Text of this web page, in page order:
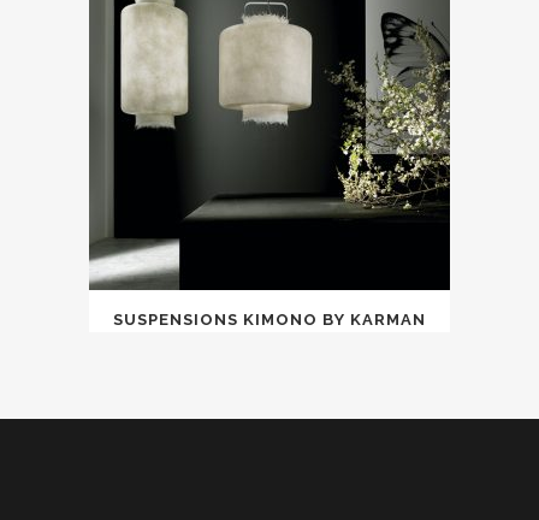
SUSPENSIONS KIMONO BY KARMAN